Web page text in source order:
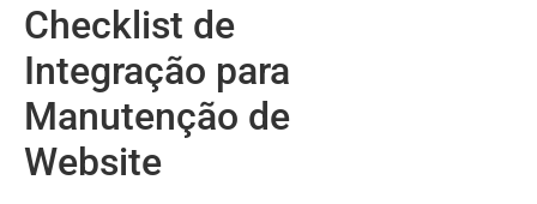
Checklist de
Integração para
Manutenção de
Website